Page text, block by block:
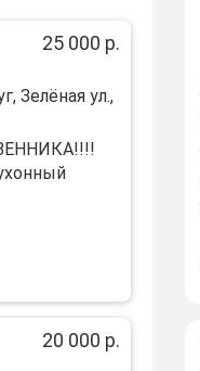
25 000 р.
Зелёная ул.,
20 000 р.